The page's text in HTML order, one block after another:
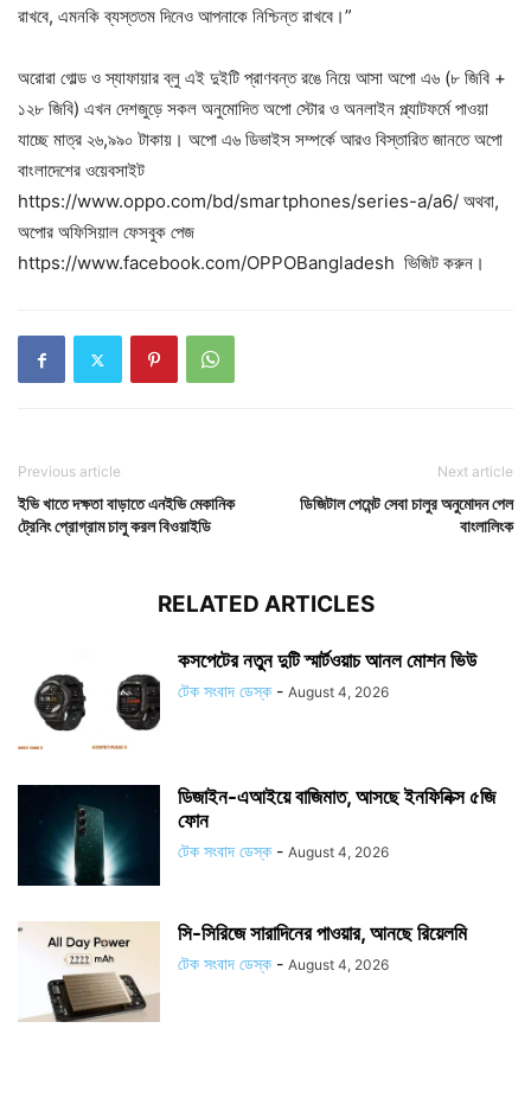
রাখবে, এমনকি ব্যস্ততম দিনেও আপনাকে নিশ্চিন্ত রাখবে।”
অরোরা গোল্ড ও স্যাফায়ার ব্লু এই দুইটি প্রাণবন্ত রঙে নিয়ে আসা অপো এ৬ (৮ জিবি +
১২৮ জিবি) এখন দেশজুড়ে সকল অনুমোদিত অপো স্টোর ও অনলাইন প্ল্যাটফর্মে পাওয়া
যাচ্ছে মাত্র ২৬,৯৯০ টাকায়। অপো এ৬ ডিভাইস সম্পর্কে আরও বিস্তারিত জানতে অপো
বাংলাদেশের ওয়েবসাইট
https://www.oppo.com/bd/smartphones/series-a/a6/ অথবা,
অপোর অফিসিয়াল ফেসবুক পেজ
https://www.facebook.com/OPPOBangladesh ভিজিট করুন।
Previous article
ইভি খাতে দক্ষতা বাড়াতে এনইভি মেকানিক
ট্রেনিং প্রোগ্রাম চালু করল বিওয়াইডি
Next article
ডিজিটাল পেমেন্ট সেবা চালুর অনুমোদন পেল
বাংলালিংক
RELATED ARTICLES
কসপেটের নতুন দুটি স্মার্টওয়াচ আনল মোশন ভিউ
টেক সংবাদ ডেস্ক - August 4, 2026
ডিজাইন-এআইয়ে বাজিমাত, আসছে ইনফিনিক্স ৫জি
ফোন
টেক সংবাদ ডেস্ক - August 4, 2026
সি-সিরিজে সারাদিনের পাওয়ার, আনছে রিয়েলমি
টেক সংবাদ ডেস্ক - August 4, 2026